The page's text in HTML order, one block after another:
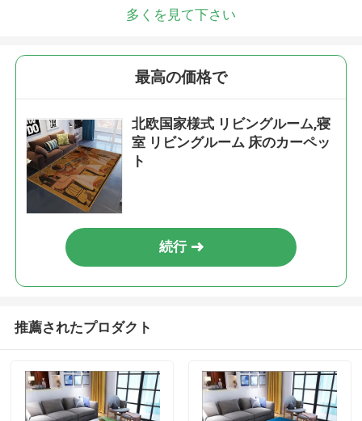
多くを見て下さい
最高の価格で
北欧国家様式 リビングルーム,寝
室 リビングルーム 床のカーペッ
ト
続行
推薦されたプロダクト